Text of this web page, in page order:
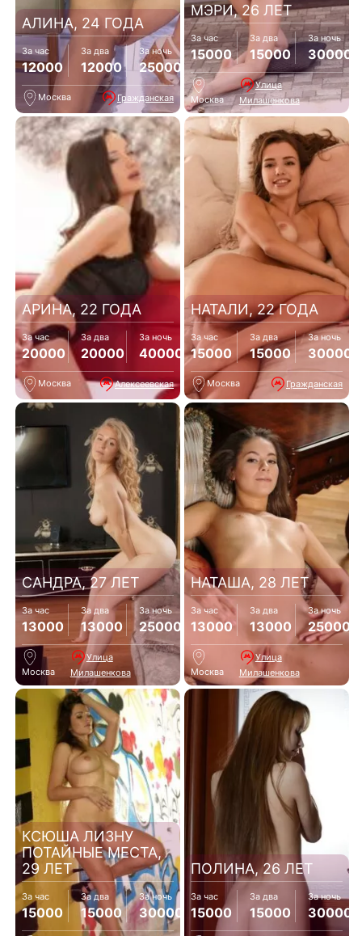
АЛИНА, 24 ГОДА
За час
12000
За два
12000
За ночь
25000
Москва Гражданская
МЭРИ, 26 ЛЕТ
За час
15000
За два
15000
За ночь
30000
Москва
Улица
Милашенкова
АРИНА, 22 ГОДА
За час
20000
За два
20000
За ночь
40000
Москва Алексеевская
НАТАЛИ, 22 ГОДА
За час
15000
За два
15000
За ночь
30000
Москва Гражданская
САНДРА, 27 ЛЕТ
За час
13000
За два
13000
За ночь
25000
Москва
Улица
Милашенкова
НАТАША, 28 ЛЕТ
За час
13000
За два
13000
За ночь
25000
Москва
Улица
Милашенкова
КСЮША ЛИЗНУ
ПОТАЙНЫЕ МЕСТА,
29 ЛЕТ
За час
15000
За два
15000
За ночь
30000
ПОЛИНА, 26 ЛЕТ
За час
15000
За два
15000
За ночь
30000